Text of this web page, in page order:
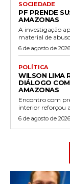
SOCIEDADE
PF PRENDE
AMAZONAS
A investigação
material de
6 de agosto de 2026
POLÍTICA
WILSON LIMA
DIÁLOGO
AMAZONAS
Encontro com
interior reforçou
6 de agosto de 2026